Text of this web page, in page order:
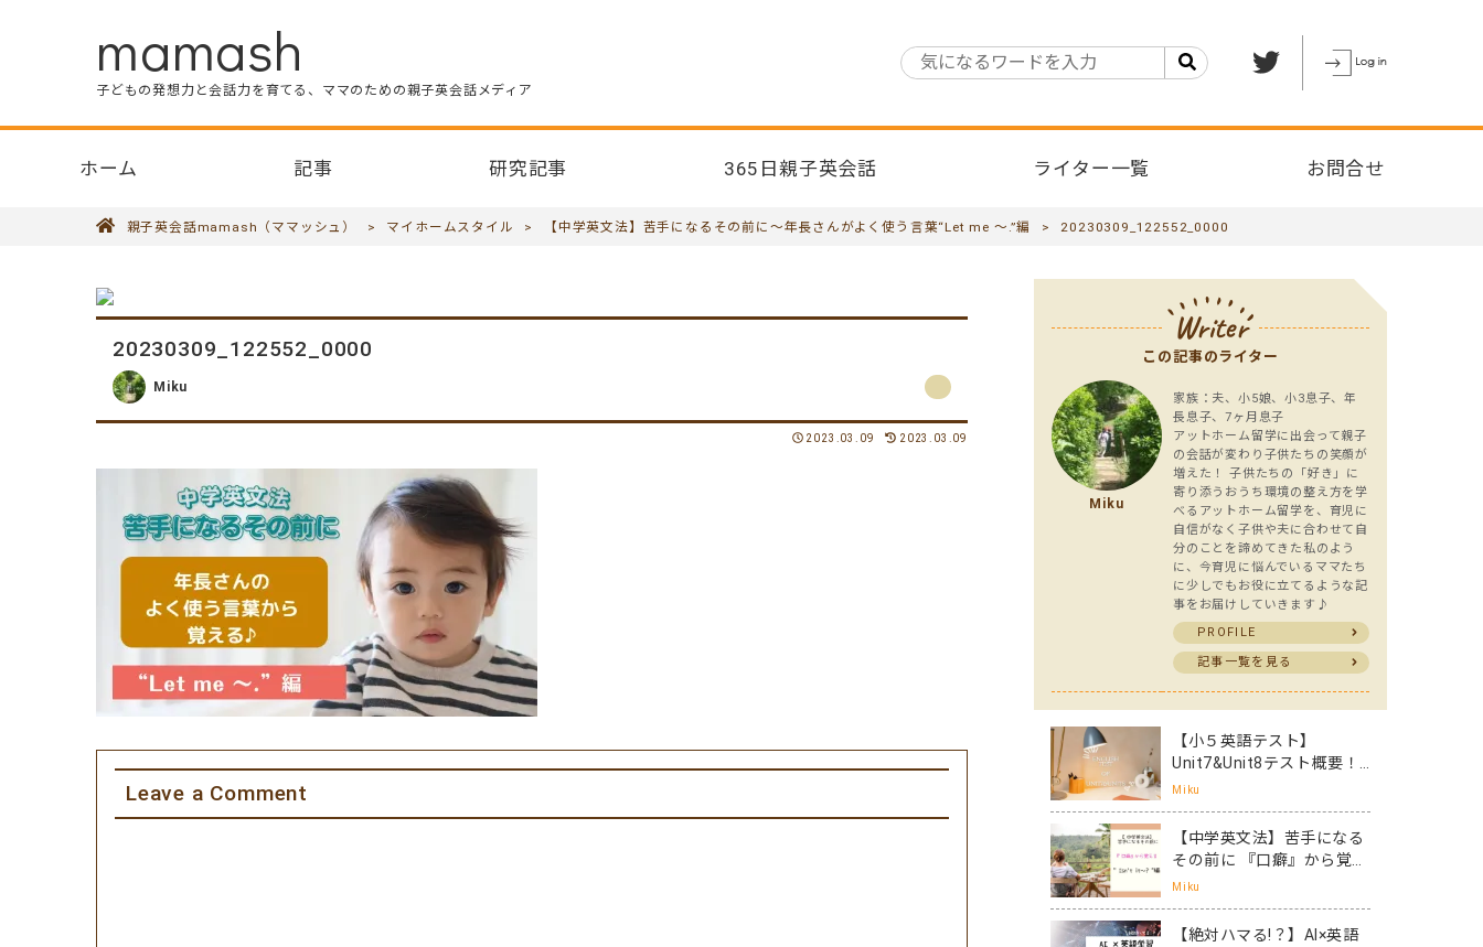
mamash
子どもの発想力と会話力を育てる、ママのための親子英会話メディア
ホーム 記事 研究記事 365日親子英会話 ライター一覧 お問合せ
親子英会話mamash（ママッシュ） > マイホームスタイル > 【中学英文法】苦手になるその前に～年長さんがよく使う言葉“Let me ～.”編 > 20230309_122552_0000
20230309_122552_0000
Miku
2023.03.09 2023.03.09
Leave a Comment
Writer
この記事のライター
Miku
家族：夫、小5娘、小3息子、年
長息子、7ヶ月息子
アットホーム留学に出会って親子
の会話が変わり子供たちの笑顔が
増えた！ 子供たちの「好き」に
寄り添うおうち環境の整え方を学
べるアットホーム留学を、育児に
自信がなく子供や夫に合わせて自
分のことを諦めてきた私のよう
に、今育児に悩んでいるママたち
に少しでもお役に立てるような記
事をお届けしていきます♪
PROFILE
記事一覧を見る
【小５英語テスト】
Unit7&Unit8テスト概要！
小５に求められる英語力と
Miku
【中学英文法】苦手になる
その前に 『口癖』から覚え
る“Isn’t it ～?”編
Miku
【絶対ハマる!？】AI×英語